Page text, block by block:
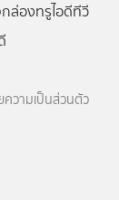
กล่องทรูไอดีทีวี
ความเป็นส่วนตัว